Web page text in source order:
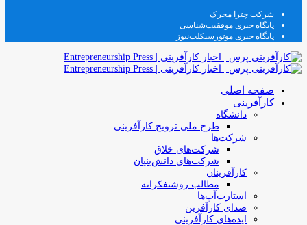
شرکت چترا محرک
پایگاه خبری موفقیت‌شناسی
پایگاه خبری موتورسیکلت‌نیوز
صفحه اصلی
کارآفرینی
دانشگاه
طرح ملی ترویج کارآفرینی
شرکت‌ها
شرکت‌های خلاق
شرکت‌های دانش‌بنیان
کارآفرینان
مطالب روشنفکرانه
استارت‌آپ‌ها
صدای کارآفرین
ایده‌های کارآفرینی